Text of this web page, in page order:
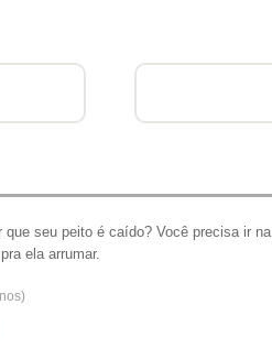
que seu peito é caído? Você precisa ir na
ela arrumar.